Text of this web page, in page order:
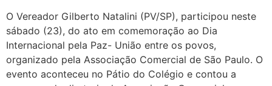
O Vereador Gilberto Natalini (PV/SP), participou neste
sábado (23), do ato em comemoração ao Dia
Internacional pela Paz- União entre os povos,
organizado pela Associação Comercial de São Paulo. O
evento aconteceu no Pátio do Colégio e contou a